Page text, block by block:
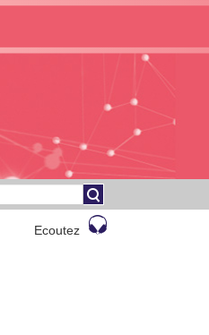
Ecoutez